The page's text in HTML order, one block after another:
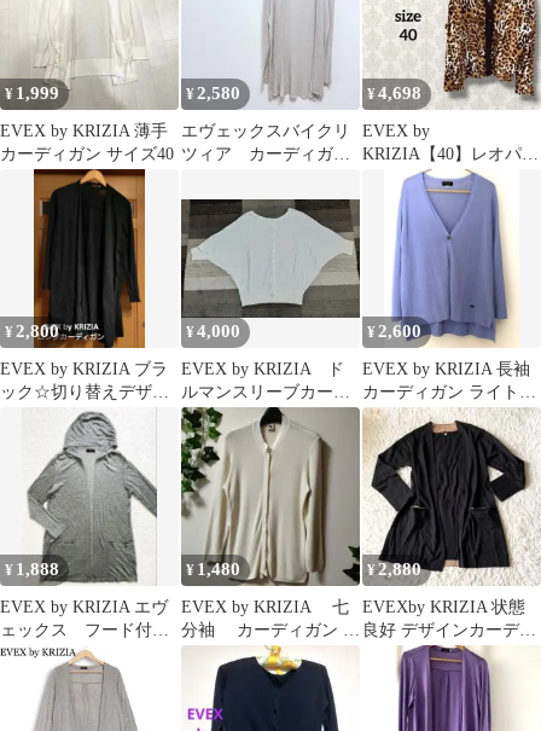
¥ 1,999
EVEX by KRIZIA 薄手
カーディガン サイズ40
¥2,580
エヴェックスバイクリ
ツィア カーディガ
薄手 オフィカジ L
¥4,698
EVEX by
KRIZIA【40】レオパー
ド柄カーディガン アン
ゴラ混 伸縮性
¥ 2,800
EVEX by KRIZIA ブラ
ック☆切り替えデザイ
ン☆カーディガンサイ
¥4,000
EVEX by KRIZIA ド
ルマンスリーブカーデ
ィガン
¥ 2,600
EVEX by KRIZIA 長袖
カーディガン ライトブ
ルー 42
¥ 1,888
EVEX by KRIZIA エヴ
ェックス フード付き
ロングカーディガン
¥ 1,480
EVEX by KRIZIA 七
分袖 カーディガン
アイボリー系 40
¥2,880
EVEXby KRIZIA 状態
良好 デザインカーディ